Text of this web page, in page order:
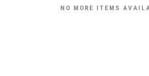
NO MORE ITEMS